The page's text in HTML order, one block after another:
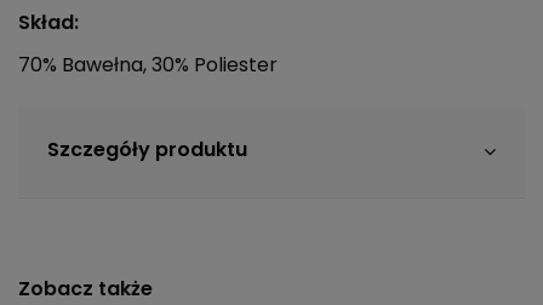
Skład:
70% Bawełna, 30% Poliester
Szczegóły produktu
Zobacz także